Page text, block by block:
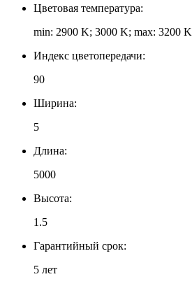
Цветовая температура:
min: 2900 K; 3000 K; max: 3200 K
Индекс цветопередачи:
90
Ширина:
5
Длина:
5000
Высота:
1.5
Гарантийный срок:
5 лет